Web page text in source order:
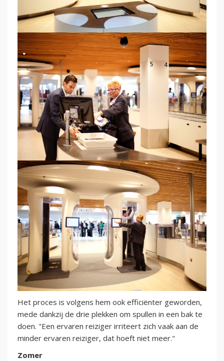
Het proces is volgens hem ook efficiënter geworden,
mede dankzij de drie plekken om spullen in een bak te
doen. "Een ervaren reiziger irriteert zich vaak aan de
minder ervaren reiziger, dat hoeft niet meer."
Zomer